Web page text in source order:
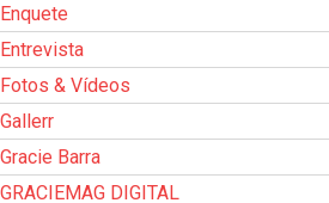
Enquete
Entrevista
Fotos & Vídeos
Gallerr
Gracie Barra
GRACIEMAG DIGITAL